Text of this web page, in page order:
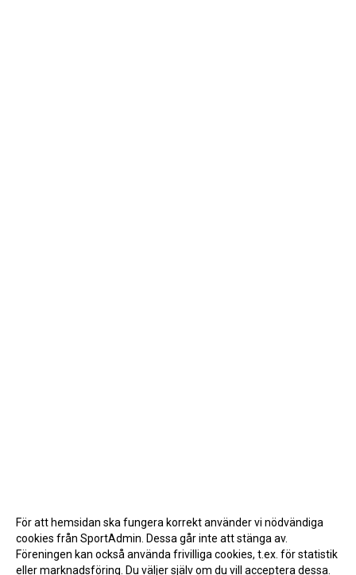
För att hemsidan ska fungera korrekt använder vi nödvändiga
cookies från SportAdmin. Dessa går inte att stänga av.
Föreningen kan också använda frivilliga cookies, t.ex. för statistik
eller marknadsföring. Du väljer själv om du vill acceptera dessa.